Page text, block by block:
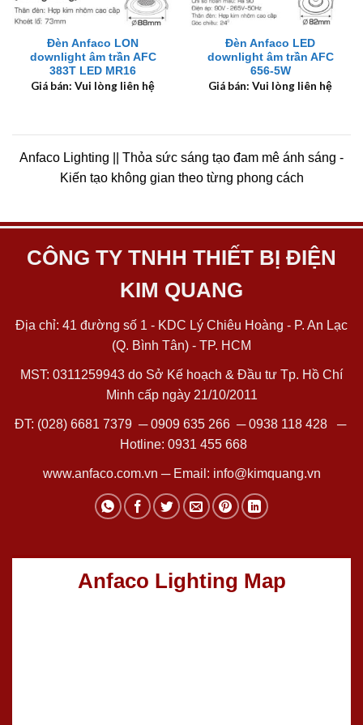
Đèn Anfaco LON
downlight âm trần AFC
383T LED MR16
Giá bán: Vui lòng liên hệ
Đèn Anfaco LED
downlight âm trần AFC
656-5W
Giá bán: Vui lòng liên hệ
Anfaco Lighting || Thỏa sức sáng tạo đam mê ánh sáng -
Kiến tạo không gian theo từng phong cách
CÔNG TY TNHH THIẾT BỊ ĐIỆN
KIM QUANG
Địa chỉ: 41 đường số 1 - KDC Lý Chiêu Hoàng - P. An Lạc
(Q. Bình Tân) - TP. HCM
MST: 0311259943 do Sở Kế hoạch & Đầu tư Tp. Hồ Chí
Minh cấp ngày 21/10/2011
ĐT: (028) 6681 7379 ─0909 635 266─0938 118 428─
Hotline: 0931 455 668
www.anfaco.com.vn ─ Email: info@kimquang.vn
Anfaco Lighting Map